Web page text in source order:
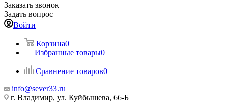
Заказать звонок
Задать вопрос
Войти
Корзина0
Избранные товары0
Сравнение товаров0
info@sever33.ru
г. Владимир, ул. Куйбышева, 66-Б